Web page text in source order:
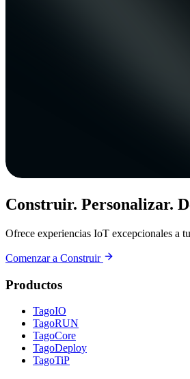
Construir. Personalizar.
Ofrece experiencias IoT excepcionales a
Comenzar a Construir
Productos
TagoIO
TagoRUN
TagoCore
TagoDeploy
TagoTiP